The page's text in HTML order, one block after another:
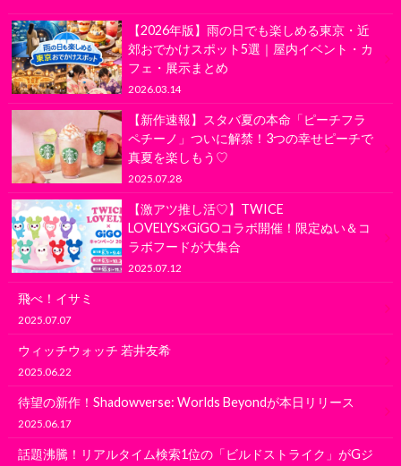
【2026年版】雨の日でも楽しめる東京・近
郊おでかけスポット5選｜屋内イベント・カ
フェ・展示まとめ
2026.03.14
【新作速報】スタバ夏の本命「ピーチフラ
ペチーノ」ついに解禁！3つの幸せピーチで
真夏を楽しもう♡
2025.07.28
【激アツ推し活♡】TWICE
LOVELYS×GiGOコラボ開催！限定ぬい＆コ
ラボフードが大集合
2025.07.12
飛べ！イサミ
2025.07.07
ウィッチウォッチ 若井友希
2025.06.22
待望の新作！Shadowverse: Worlds Beyondが本日リリース
2025.06.17
話題沸騰！リアルタイム検索1位の「ビルドストライク」がGジ